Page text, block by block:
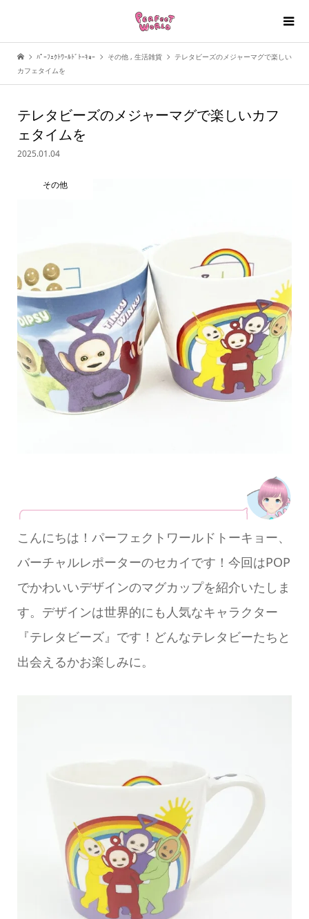
ﾊﾟｰﾌｪｸﾄﾜｰﾙﾄﾞﾄｰｷｮｰ その他 , 生活雑貨
テレタビーズのメジャーマグで楽しい
カフェタイムを
テレタビーズのメジャーマグで楽しいカフ
ェタイムを
2025.01.04
その他
こんにちは！パーフェクトワールドトーキョー、
バーチャルレポーターのセカイです！今回はPOP
でかわいいデザインのマグカップを紹介いたしま
す。デザインは世界的にも人気なキャラクター
『テレタビーズ』です！どんなテレタビーたちと
出会えるかお楽しみに。